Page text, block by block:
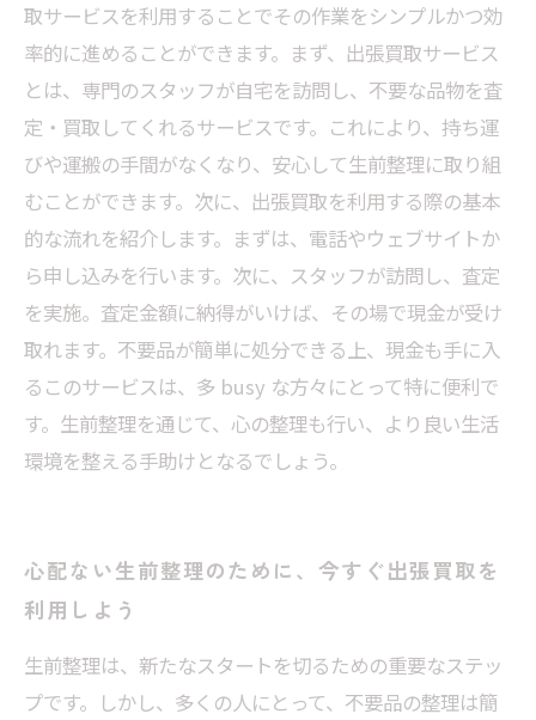
取サービスを利用することでその作業をシンプルかつ効
率的に進めることができます。まず、出張買取サービス
とは、専門のスタッフが自宅を訪問し、不要な品物を査
定・買取してくれるサービスです。これにより、持ち運
びや運搬の手間がなくなり、安心して生前整理に取り組
むことができます。次に、出張買取を利用する際の基本
的な流れを紹介します。まずは、電話やウェブサイトか
ら申し込みを行います。次に、スタッフが訪問し、査定
を実施。査定金額に納得がいけば、その場で現金が受け
取れます。不要品が簡単に処分できる上、現金も手に入
るこのサービスは、多 busy な方々にとって特に便利で
す。生前整理を通じて、心の整理も行い、より良い生活
環境を整える手助けとなるでしょう。
心配ない生前整理のために、今すぐ出張買取を
利用しよう
生前整理は、新たなスタートを切るための重要なステッ
プです。しかし、多くの人にとって、不要品の整理は簡